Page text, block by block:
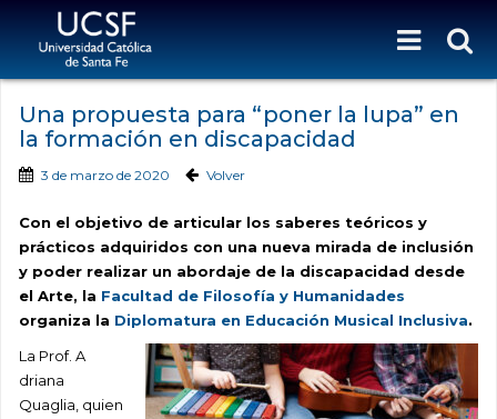
Una propuesta para “poner la lupa” en
la formación en discapacidad
3 de marzo de 2020 Volver
Con el objetivo de articular los saberes teóricos y
prácticos adquiridos con una nueva mirada de inclusión
y poder realizar un abordaje de la discapacidad desde
el Arte, la Facultad de Filosofía y Humanidades
organiza la Diplomatura en Educación Musical Inclusiva.
La Prof. A
driana
Quaglia, quien